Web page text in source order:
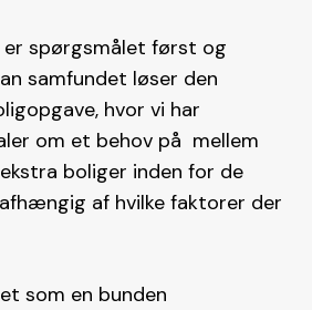
er spørgsmålet først og
samfundet løser den
hvor vi har
om et behov på mellem
boliger inden for de
af hvilke faktorer der
som en bunden